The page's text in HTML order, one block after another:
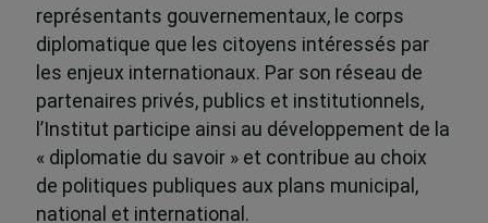
représentants gouvernementaux, le corps
diplomatique que les citoyens intéressés par
les enjeux internationaux. Par son réseau de
partenaires privés, publics et institutionnels,
l’Institut participe ainsi au développement de la
« diplomatie du savoir » et contribue au choix
de politiques publiques aux plans municipal,
national et international.